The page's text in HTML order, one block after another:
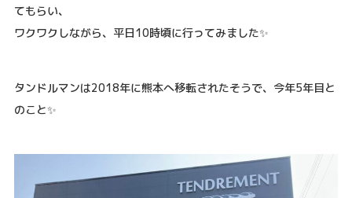
てもらい、
ワクワクしながら、平日10時頃に行ってみました✨
タンドルマンは2018年に熊本へ移転されたそうで、今年5年目と
のこと✨